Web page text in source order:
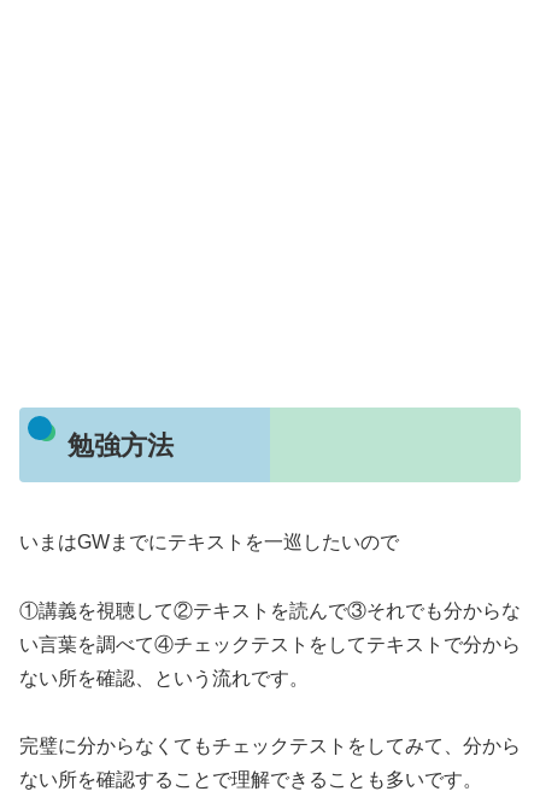
勉強方法
いまはGWまでにテキストを一巡したいので
①講義を視聴して②テキストを読んで③それでも分からな
い言葉を調べて④チェックテストをしてテキストで分から
ない所を確認、という流れです。
完璧に分からなくてもチェックテストをしてみて、分から
ない所を確認することで理解できることも多いです。